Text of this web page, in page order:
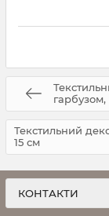
гарбузом,
Текстильний
15 см
КОНТАКТИ